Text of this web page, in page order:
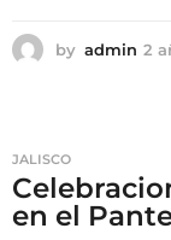
by admin 2
JALISCO
en el